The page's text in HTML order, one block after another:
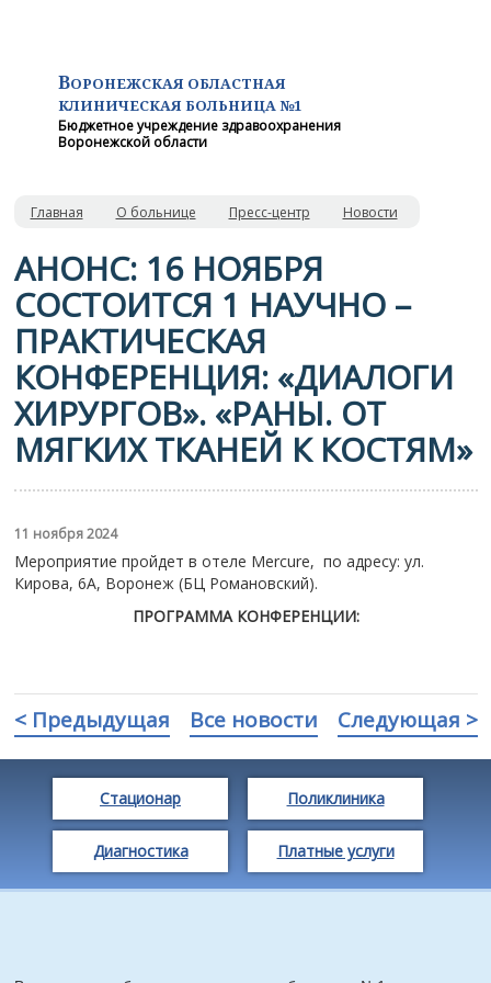
ВОРОНЕЖСКАЯ ОБЛАСТНАЯ
КЛИНИЧЕСКАЯ БОЛЬНИЦА №1
Бюджетное учреждение здравоохранения
Воронежской области
Главная О больнице Пресс-центр Новости
АНОНС: 16 НОЯБРЯ
СОСТОИТСЯ 1 НАУЧНО –
ПРАКТИЧЕСКАЯ
КОНФЕРЕНЦИЯ: «ДИАЛОГИ
ХИРУРГОВ». «РАНЫ. ОТ
МЯГКИХ ТКАНЕЙ К КОСТЯМ»
11 ноября 2024
Мероприятие пройдет в отеле Mercure, по адресу: ул.
Кирова, 6А, Воронеж (БЦ Романовский).
ПРОГРАММА КОНФЕРЕНЦИИ:
< Предыдущая Все новости Следующая >
Стационар Поликлиника
Диагностика Платные услуги